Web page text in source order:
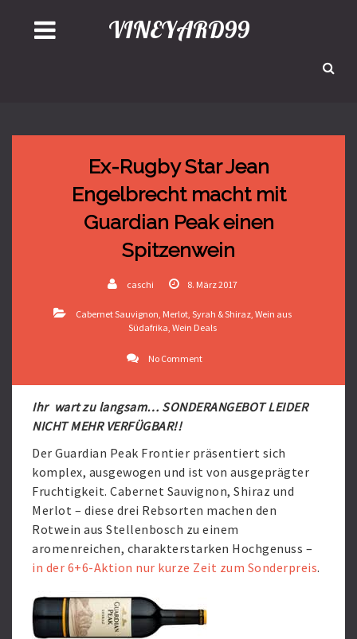
VINEYARD99
Ex-Rugby Star Jean
Engelbrecht macht mit
Guardian Peak einen
Spitzenwein
caschi 8. März 2017
Cabernet Sauvignon, Merlot, Syrah & Shiraz, Wein aus
Südafrika, Wein Deals
No Comment
Ihr wart zu langsam… SONDERANGEBOT LEIDER
NICHT MEHR VERFÜGBAR!!
Der Guardian Peak Frontier präsentiert sich
komplex, ausgewogen und ist von ausgeprägter
Fruchtigkeit. Cabernet Sauvignon, Shiraz und
Merlot – diese drei Rebsorten machen den
Rotwein aus Stellenbosch zu einem
aromenreichen, charakterstarken Hochgenuss –
in der 6+6-Aktion nur kurze Zeit zum Sonderpreis.